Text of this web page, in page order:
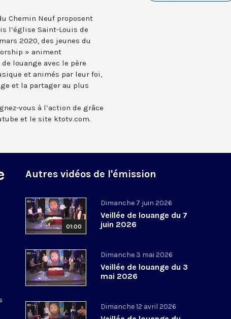
Chemin Neuf proposent
l’église Saint-Louis de
2020, des jeunes du
» animent
louange avec le père
et animés par leur foi,
et la partager au plus
vous à l’action de grâce
et le site ktotv.com.
Autres vidéos de l'émission
01:00
Dimanche 7 juin 2026
Veillée de louange du 7
juin 2026
Dimanche 3 mai 2026
Veillée de louange du 3
mai 2026
Dimanche 12 avril 2026